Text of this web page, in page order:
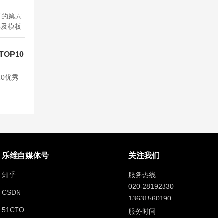
第六
模板
优秀
乐维自媒体号
知乎
CSDN
51CTO
关注我们
服务热线
020-28192830
13631560190
服务时间